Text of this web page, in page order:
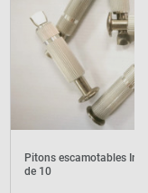
Pitons escamotables
de 10